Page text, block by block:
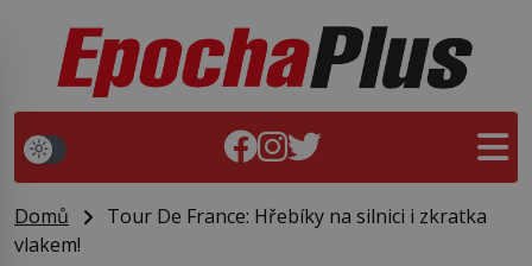
Domů
Tour De France: Hřebíky na silnici i zkratka
vlakem!